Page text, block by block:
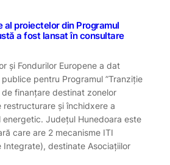
al proiectelor din Programul
a fost lansat în consultare
și Fondurilor Europene a dat
pentru Programul ”Tranziție
finanțare destinat zonelor
restructurare și închidxere a
energetic. Județul Hunedoara este
care are 2 mecanisme ITI
Integrate), destinate Asociațiilor